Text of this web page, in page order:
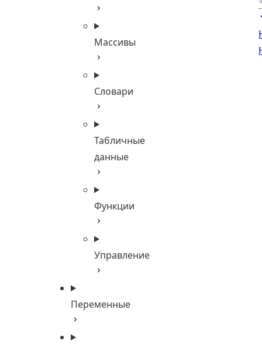
Массивы
Словари
Табличные
данные
Функции
Управление
Переменные